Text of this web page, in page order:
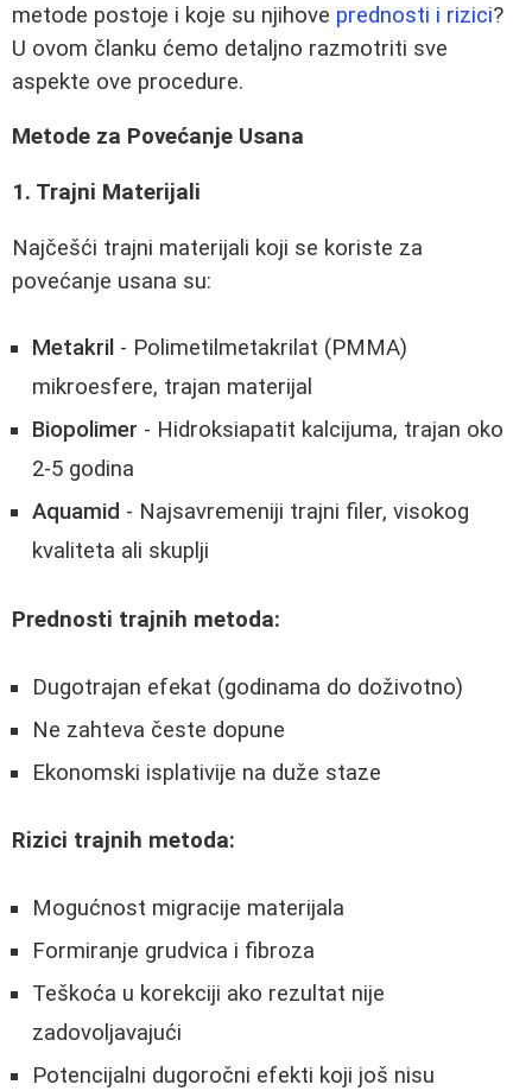
metode postoje i koje su njihove prednosti i rizici?
U ovom članku ćemo detaljno razmotriti sve
aspekte ove procedure.
Metode za Povećanje Usana
1. Trajni Materijali
Najčešći trajni materijali koji se koriste za
povećanje usana su:
Metakril - Polimetilmetakrilat (PMMA)
mikroesfere, trajan materijal
Biopolimer - Hidroksiapatit kalcijuma, trajan oko
2-5 godina
Aquamid - Najsavremeniji trajni filer, visokog
kvaliteta ali skuplji
Prednosti trajnih metoda:
Dugotrajan efekat (godinama do doživotno)
Ne zahteva česte dopune
Ekonomski isplativije na duže staze
Rizici trajnih metoda:
Mogućnost migracije materijala
Formiranje grudvica i fibroza
Teškoća u korekciji ako rezultat nije
zadovoljavajući
Potencijalni dugoročni efekti koji još nisu